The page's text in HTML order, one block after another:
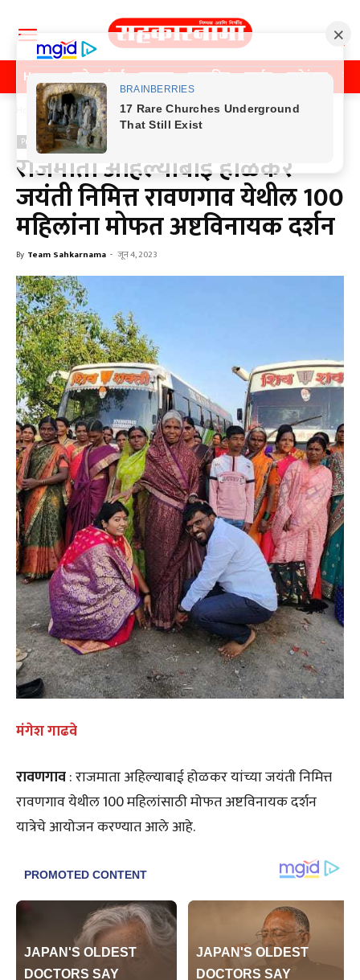
Home पुणे मुंबई महाराष्ट्र राजकीय क्राईम मनोरंजन
Home Previos News
Previos News
राजमाता अहिल्याबाई होळकर
जयंती निमित्त रावणगाव येथील 100
महिलांना मोफत अष्टविनायक दर्शन
By Team Sahkarnama - जून 4, 2023
मंगेश गाढवे
रावणगाव: राजमाता अहिल्याबाई होळकर यांच्या जयंती निमित्त
रावणगाव येथील 100 महिलांसाठी मोफत अष्टविनायक दर्शन
यात्रेचे आयोजन करण्यात आले आहे.